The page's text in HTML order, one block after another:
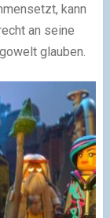
kann
an seine
glauben.